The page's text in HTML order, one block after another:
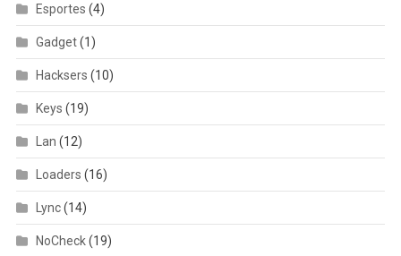
Esportes (4)
Gadget(1)
Hacksers (10)
Keys (19)
Lan (12)
Loaders (16)
Lync(14)
NoCheck(19)